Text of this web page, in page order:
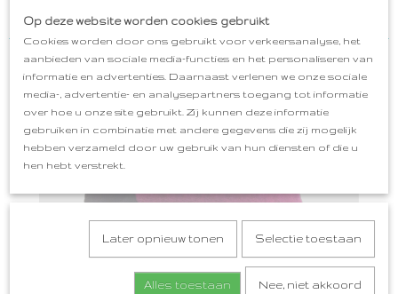
Home>kleding>HOEDIE>HOEDIE cyclaam-zwart
Op deze website worden cookies gebruikt
Cookies worden door ons gebruikt voor verkeersanalyse, het
aanbieden van sociale media-functies en het personaliseren van
informatie en advertenties. Daarnaast verlenen we onze sociale
media-, advertentie- en analysepartners toegang tot informatie
over hoe u onze site gebruikt. Zij kunnen deze informatie
gebruiken in combinatie met andere gegevens die zij mogelijk
hebben verzameld door uw gebruik van hun diensten of die u
hen hebt verstrekt.
Later opnieuw tonen Selectie toestaan
Alles toestaan Nee, niet akkoord